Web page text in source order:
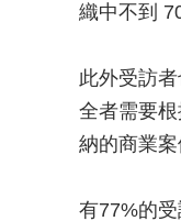
織中不到
此外受訪
全者需要
納的商業案
有77%的